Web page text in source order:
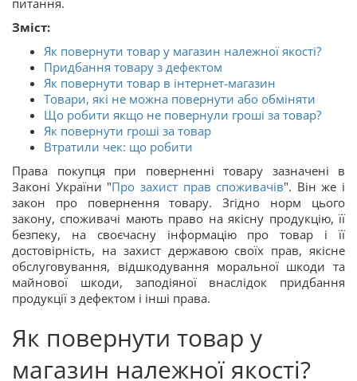
Зміст:
Як повернути товар у магазин належної якості?
Придбання товару з дефектом
Як повернути товар в інтернет-магазин
Товари, які не можна повернути або обміняти
Що робити якщо не повернули гроші за товар?
Як повернути гроші за товар
Втратили чек: що робити
Права покупця при поверненні товару зазначені в
Законі України "Про захист прав споживачів". Він же і
закон про повернення товару. Згідно норм цього
закону, споживачі мають право на якісну продукцію, її
безпеку, на своєчасну інформацію про товар і її
достовірність, на захист державою своїх прав, якісне
обслуговування, відшкодування моральної шкоди та
майнової шкоди, заподіяної внаслідок придбання
продукції з дефектом і інші права.
Як повернути товар у
магазин належної якості?